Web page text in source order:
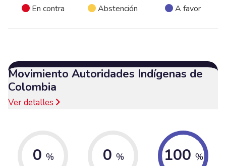
En contra Abstención A favor
Movimiento Autoridades Indígenas de
Colombia
Ver detalles
0 % 0 % 100 %